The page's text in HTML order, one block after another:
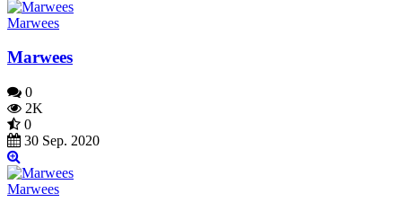
Marwees
Marwees
0
2K
0
30 Sep. 2020
Marwees